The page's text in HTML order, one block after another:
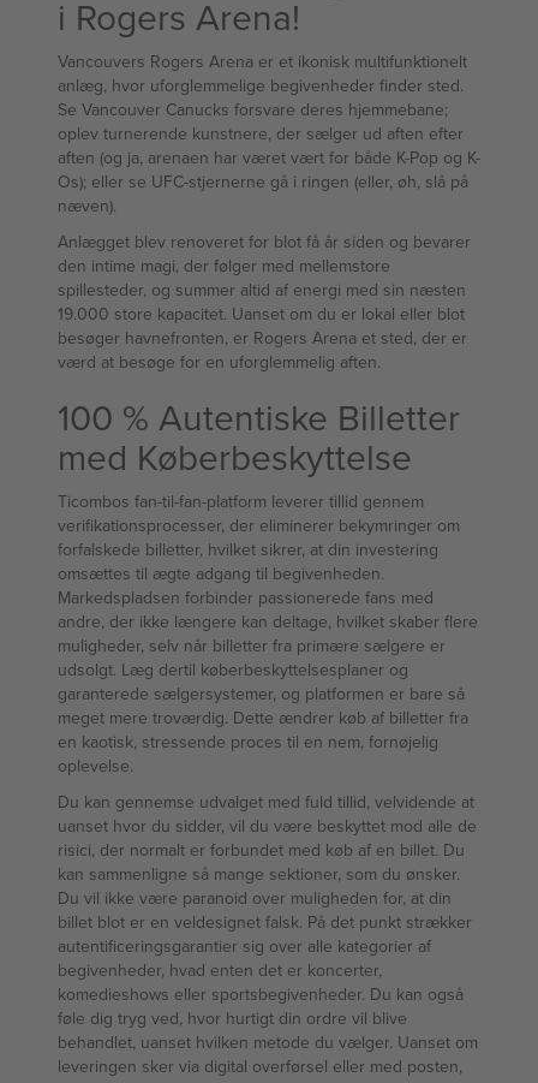
i Rogers Arena!
Vancouvers Rogers Arena er et ikonisk multifunktionelt
anlæg, hvor uforglemmelige begivenheder finder sted.
Se Vancouver Canucks forsvare deres hjemmebane;
oplev turnerende kunstnere, der sælger ud aften efter
aften (og ja, arenaen har været vært for både K-Pop og K-
Os); eller se UFC-stjernerne gå i ringen (eller, øh, slå på
næven).
Anlægget blev renoveret for blot få år siden og bevarer
den intime magi, der følger med mellemstore
spillesteder, og summer altid af energi med sin næsten
19.000 store kapacitet. Uanset om du er lokal eller blot
besøger havnefronten, er Rogers Arena et sted, der er
værd at besøge for en uforglemmelig aften.
100 % Autentiske Billetter
med Køberbeskyttelse
Ticombos fan-til-fan-platform leverer tillid gennem
verifikationsprocesser, der eliminerer bekymringer om
forfalskede billetter, hvilket sikrer, at din investering
omsættes til ægte adgang til begivenheden.
Markedspladsen forbinder passionerede fans med
andre, der ikke længere kan deltage, hvilket skaber flere
muligheder, selv når billetter fra primære sælgere er
udsolgt. Læg dertil køberbeskyttelsesplaner og
garanterede sælgersystemer, og platformen er bare så
meget mere troværdig. Dette ændrer køb af billetter fra
en kaotisk, stressende proces til en nem, fornøjelig
oplevelse.
Du kan gennemse udvalget med fuld tillid, velvidende at
uanset hvor du sidder, vil du være beskyttet mod alle de
risici, der normalt er forbundet med køb af en billet. Du
kan sammenligne så mange sektioner, som du ønsker.
Du vil ikke være paranoid over muligheden for, at din
billet blot er en veldesignet falsk. På det punkt strækker
autentificeringsgarantier sig over alle kategorier af
begivenheder, hvad enten det er koncerter,
komedieshows eller sportsbegivenheder. Du kan også
føle dig tryg ved, hvor hurtigt din ordre vil blive
behandlet, uanset hvilken metode du vælger. Uanset om
leveringen sker via digital overførsel eller med posten,